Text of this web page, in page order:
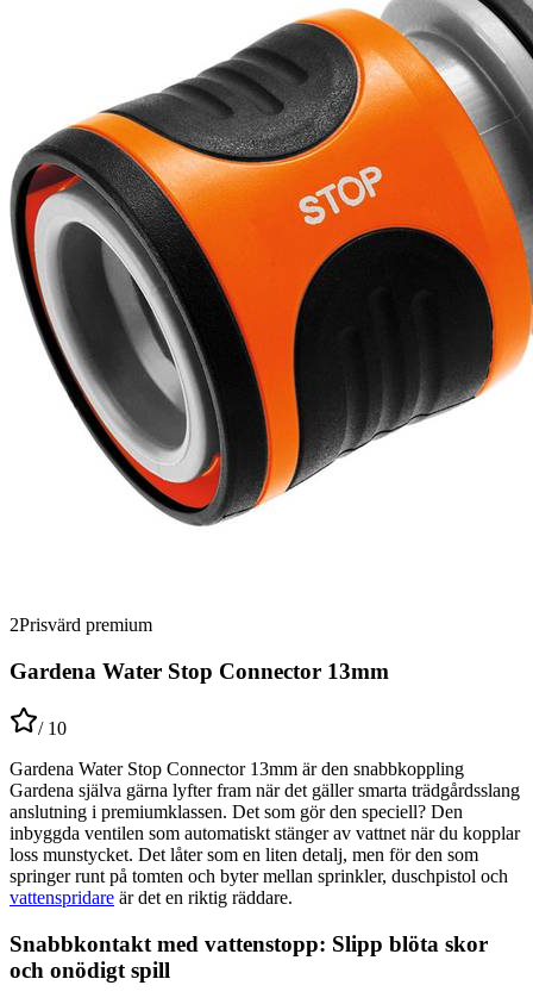
2Prisvärd premium
Gardena Water Stop Connector 13mm
/ 10
Gardena Water Stop Connector 13mm är den snabbkoppling
Gardena själva gärna lyfter fram när det gäller smarta trädgårdsslang
anslutning i premiumklassen. Det som gör den speciell? Den
inbyggda ventilen som automatiskt stänger av vattnet när du kopplar
loss munstycket. Det låter som en liten detalj, men för den som
springer runt på tomten och byter mellan sprinkler, duschpistol och
vattenspridare är det en riktig räddare.
Snabbkontakt med vattenstopp: Slipp blöta skor
och onödigt spill